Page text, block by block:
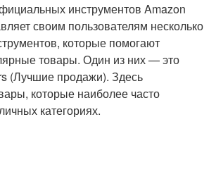
инструментов Amazon
своим пользователям несколько
которые помогают
товары. Один из них — это
(Лучшие продажи). Здесь
которые наиболее часто
категориях.